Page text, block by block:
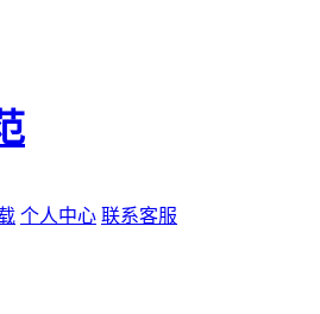
个人中心 联系客服